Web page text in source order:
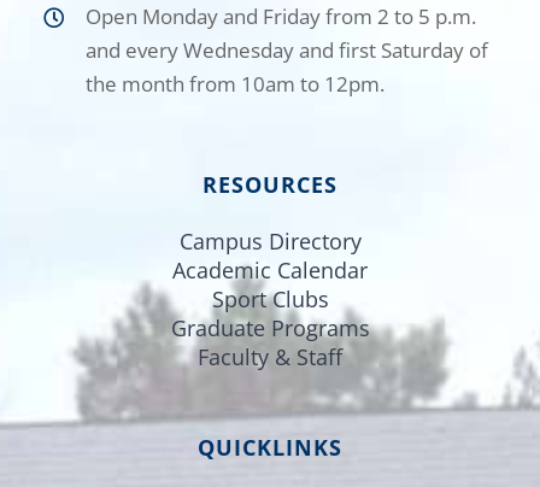
Open Monday and Friday from 2 to 5 p.m.
and every Wednesday and first Saturday of
the month from 10am to 12pm.
RESOURCES
Campus Directory
Academic Calendar
Sport Clubs
Graduate Programs
Faculty & Staff
QUICKLINKS